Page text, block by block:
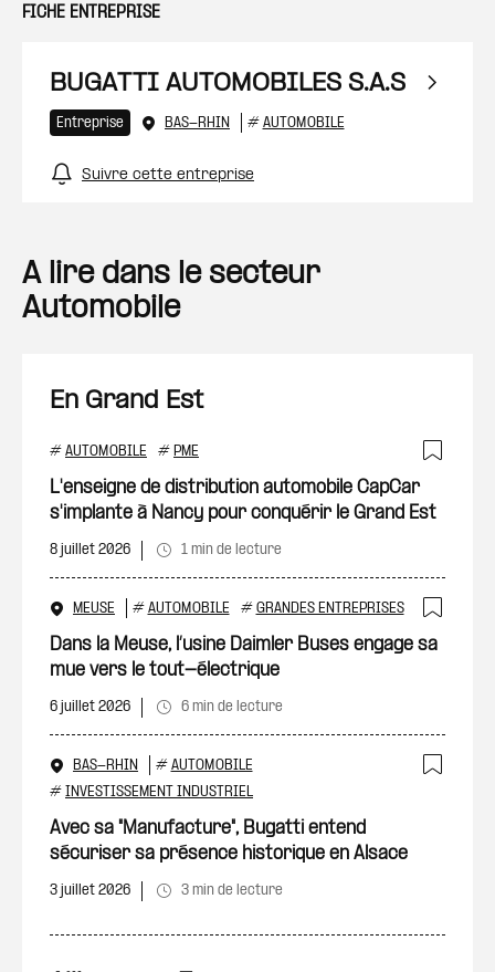
FICHE ENTREPRISE
BUGATTI AUTOMOBILES S.A.S
Entreprise BAS-RHIN # AUTOMOBILE
Suivre cette entreprise
A lire dans le secteur
Automobile
En Grand Est
# AUTOMOBILE # PME
L'enseigne de distribution automobile CapCar
s'implante à Nancy pour conquérir le Grand Est
8 juillet 2026 1 min de lecture
MEUSE # AUTOMOBILE # GRANDES ENTREPRISES
Dans la Meuse, l’usine Daimler Buses engage sa
mue vers le tout-électrique
6 juillet 2026 6 min de lecture
BAS-RHIN # AUTOMOBILE
# INVESTISSEMENT INDUSTRIEL
Avec sa "Manufacture", Bugatti entend
sécuriser sa présence historique en Alsace
3 juillet 2026 3 min de lecture